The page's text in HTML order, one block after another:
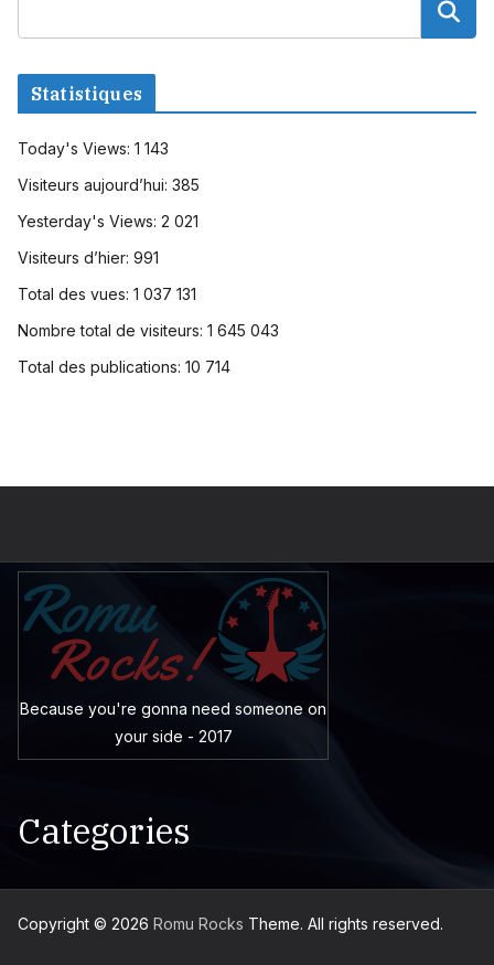
Statistiques
Today's Views: 1 143
Visiteurs aujourd’hui: 385
Yesterday's Views: 2 021
Visiteurs d’hier: 991
Total des vues: 1 037 131
Nombre total de visiteurs: 1 645 043
Total des publications: 10 714
Because you're gonna need someone on
your side - 2017
Categories
Copyright © 2026 Romu Rocks Theme. All rights reserved.